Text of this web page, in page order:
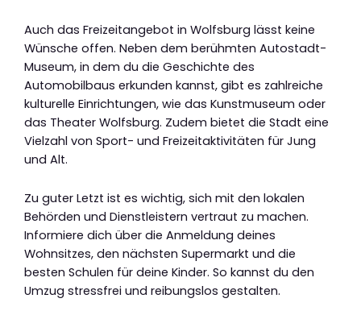
Auch das Freizeitangebot in Wolfsburg lässt keine
Wünsche offen. Neben dem berühmten Autostadt-
Museum, in dem du die Geschichte des
Automobilbaus erkunden kannst, gibt es zahlreiche
kulturelle Einrichtungen, wie das Kunstmuseum oder
das Theater Wolfsburg. Zudem bietet die Stadt eine
Vielzahl von Sport- und Freizeitaktivitäten für Jung
und Alt.
Zu guter Letzt ist es wichtig, sich mit den lokalen
Behörden und Dienstleistern vertraut zu machen.
Informiere dich über die Anmeldung deines
Wohnsitzes, den nächsten Supermarkt und die
besten Schulen für deine Kinder. So kannst du den
Umzug stressfrei und reibungslos gestalten.